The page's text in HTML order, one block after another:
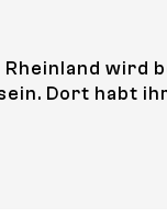
wird
Dort habt